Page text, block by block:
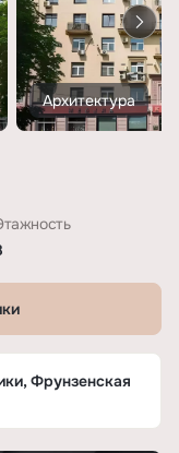
Архитектура
Фрунзенская